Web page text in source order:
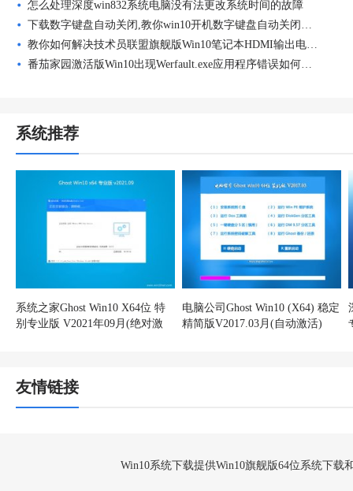
怎么处理深度win832系统电脑没有法更改系统时间的故障
下载数字键盘自动关闭,教你win10开机数字键盘自动关闭如何设置为开启
教你如何解决技术员联盟旗舰版Win10笔记本HDMI输出电视没声音故障
番茄家园激活版Win10出现Werfault.exe应用程序错误如何解决？
系统推荐
系统之家Ghost Win10 X64位 特
别专业版 V2021年09月(绝对激
电脑公司Ghost Win10 (X64) 稳定
精简版V2017.03月(自动激活)
友情链接
Win10系统下载提供Win10旗舰版64位系统下